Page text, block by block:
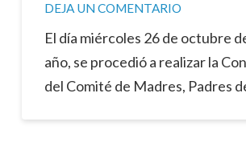
DEJA UN COMENTARIO
El día miércoles 26 de octubre
año, se procedió a realizar la
del Comité de Madres, Padres